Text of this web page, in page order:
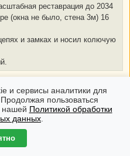
реставрация до 2034
(окна не было, стена 3м) 16
и замках и носил колючую
и сервисы аналитики для
пользоваться
нашей Политикой обработки
данных